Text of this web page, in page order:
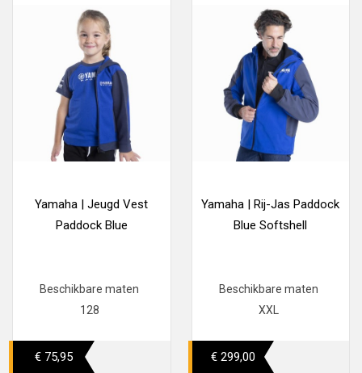
Yamaha | Jeugd Vest
Paddock Blue
Beschikbare maten
128
€ 75,95
Yamaha | Rij-Jas Paddock
Blue Softshell
Beschikbare maten
XXL
€ 299,00